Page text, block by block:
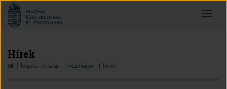
Magyar
Kereskedelmi
és
Toggle
Hírek
képzés, oktatás kézműipar hírek